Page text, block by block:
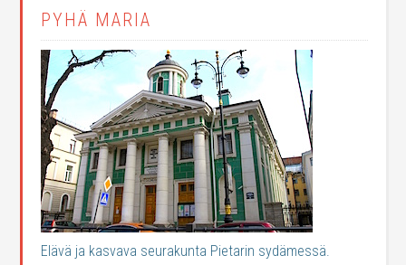
PYHÄ MARIA
Elävä ja kasvava seurakunta Pietarin sydämessä.